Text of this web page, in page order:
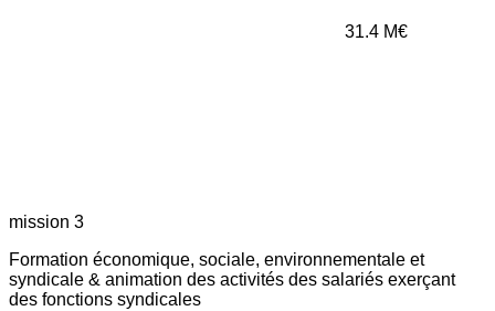
31.4 M€
mission 3
Formation économique, sociale, environnementale et
syndicale & animation des activités des salariés exerçant
des fonctions syndicales